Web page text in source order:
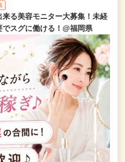
る美容モニター大募集！未経
スグに働ける！@福岡県